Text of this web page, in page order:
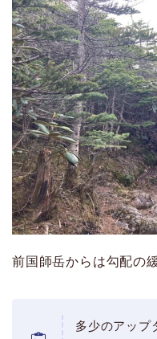
前国師岳からは勾配の
多少のアップ